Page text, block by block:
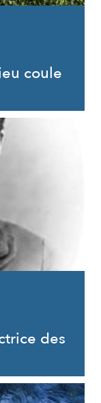
coule
des